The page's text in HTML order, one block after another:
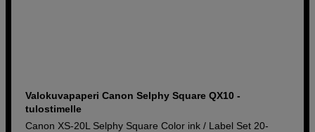
Valokuvapaperi Canon Selphy Square QX10 -
tulostimelle
Canon XS-20L Selphy Square Color ink / Label Set 20-